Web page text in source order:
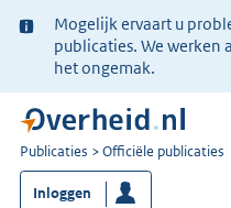
Ter
informatie:
Mogelijk ervaart u
publicaties. We werken
het ongemak.
U
bent
nu
Publicaties Officiële publicaties
Inloggen